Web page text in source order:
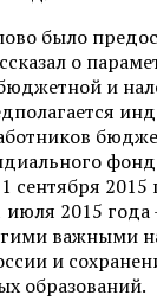
было
о
и
сентября
июля 2015
важными
и
образований.